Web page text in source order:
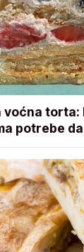
torta:
potrebe